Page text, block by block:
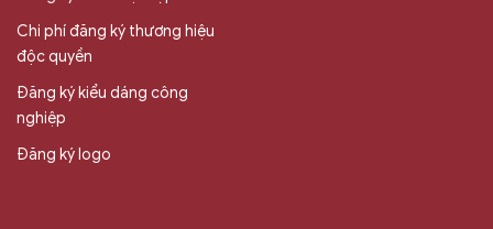
Chi phí đăng ký thương hiệu
độc quyền
Đăng ký kiểu dáng công
nghiệp
Đăng ký logo